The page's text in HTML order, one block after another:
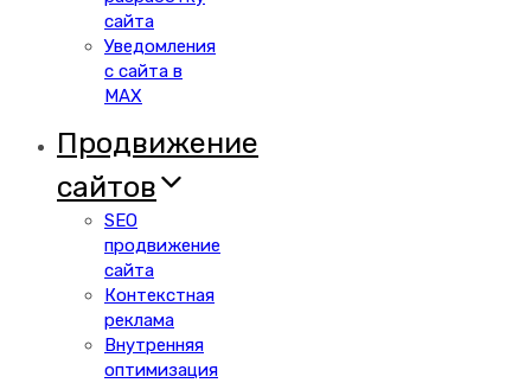
сайта
Уведомления
с сайта в
MAX
Продвижение
сайтов
SEO
продвижение
сайта
Контекстная
реклама
Внутренняя
оптимизация